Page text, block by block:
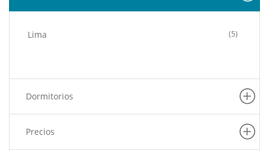
Lima (5)
Dormitorios
Precios